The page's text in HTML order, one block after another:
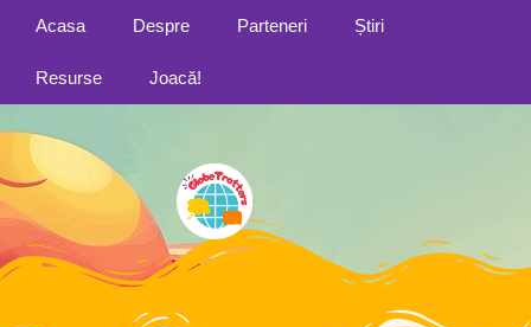
Acasa Despre Parteneri Știri
Resurse Joacă!